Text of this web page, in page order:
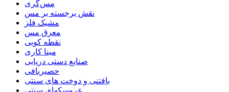
مس‌گری
نقش برجسته بر مس
مشبک فلز
معرق مس
نقطه کوبی
مینا کاری
صنایع دستی دریایی
حصیربافی
بافتنی‌ و دوخت های سنتی